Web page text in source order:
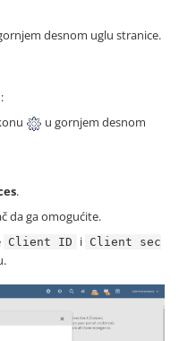
desnom uglu stranice.
u gornjem desnom
.
da ga omogućite.
Client ID i Client sec